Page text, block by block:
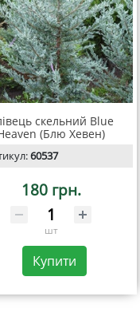
скельний Blue
(Блю Хевен)
60537
180 грн.
шт
Купити